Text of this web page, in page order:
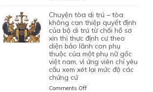
CỦA
HÔN
NHÂN
LÀ
KHÔNG
TRUNG
THỰC
VÀ
TƯỞNG
VÀO
SỰ
CHẤP
HÀNH
TỐT
LỆNH
TRỤC
DIỆN
NHÂN
ĐẠO,
CỦA
MỘT
PHỤ
NỮ
NAM
BỘ
DI
TRÚ
TỪ
CHỐI
HỒ
SƠ
XIN
CƯ
TÒA
DI
TRÚ
–
TÒA
ỦNG
HỘ
QUYẾT
CỦA
chuyện tòa di trú – tòa
không can thiệp quyết định
của bộ di trú từ chối hồ sơ
xin thị thực định cư theo
diện bảo lãnh con phụ
thuộc của một phụ nữ gốc
việt nam, vì ứng viên chỉ yêu
cầu xem xét lại mức độ các
chứng cứ
Comments Offon